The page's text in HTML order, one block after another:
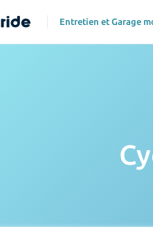
Entretien et Garage